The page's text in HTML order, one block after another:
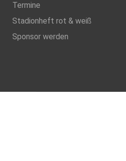
Termine
Stadionheft rot & weiß
Sponsor werden